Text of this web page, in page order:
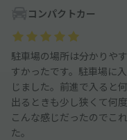
コンパクトカー
駐車場の場所は分かりや
すかったです。駐車場に
じました。前進で入ると
出るときも少し狭くて何
こんな感じだったのでこ
た。